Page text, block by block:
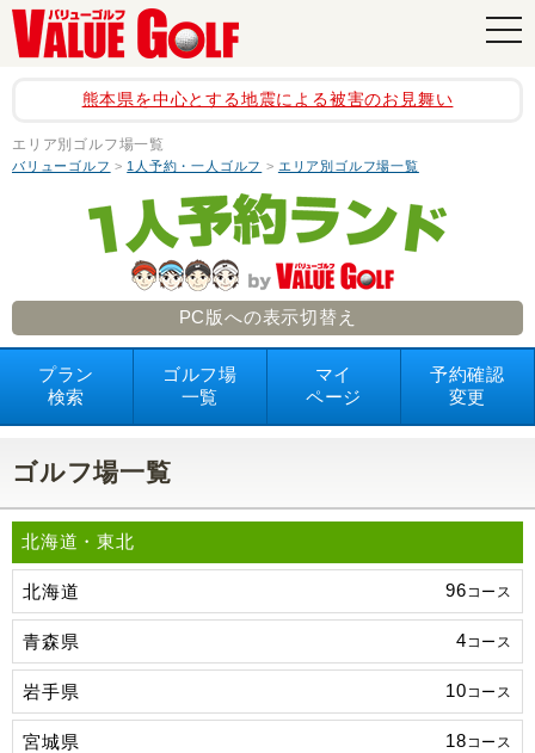
熊本県を中心とする地震による被害のお見舞い
エリア別ゴルフ場一覧
バリューゴルフ > 1人予約・一人ゴルフ > エリア別ゴルフ場一覧
PC版への表示切替え
プラン
検索
ゴルフ場
一覧
マイ
ページ
予約確認
変更
ゴルフ場一覧
北海道・東北
北海道 96コース
青森県 4コース
岩手県 10コース
宮城県 18コース